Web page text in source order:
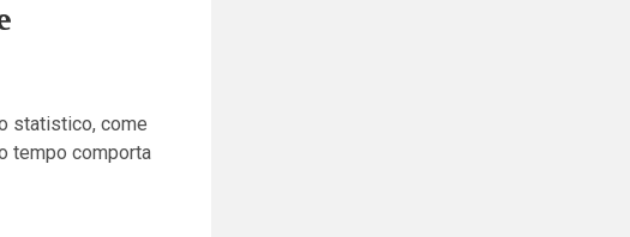
statistico, come
tempo comporta